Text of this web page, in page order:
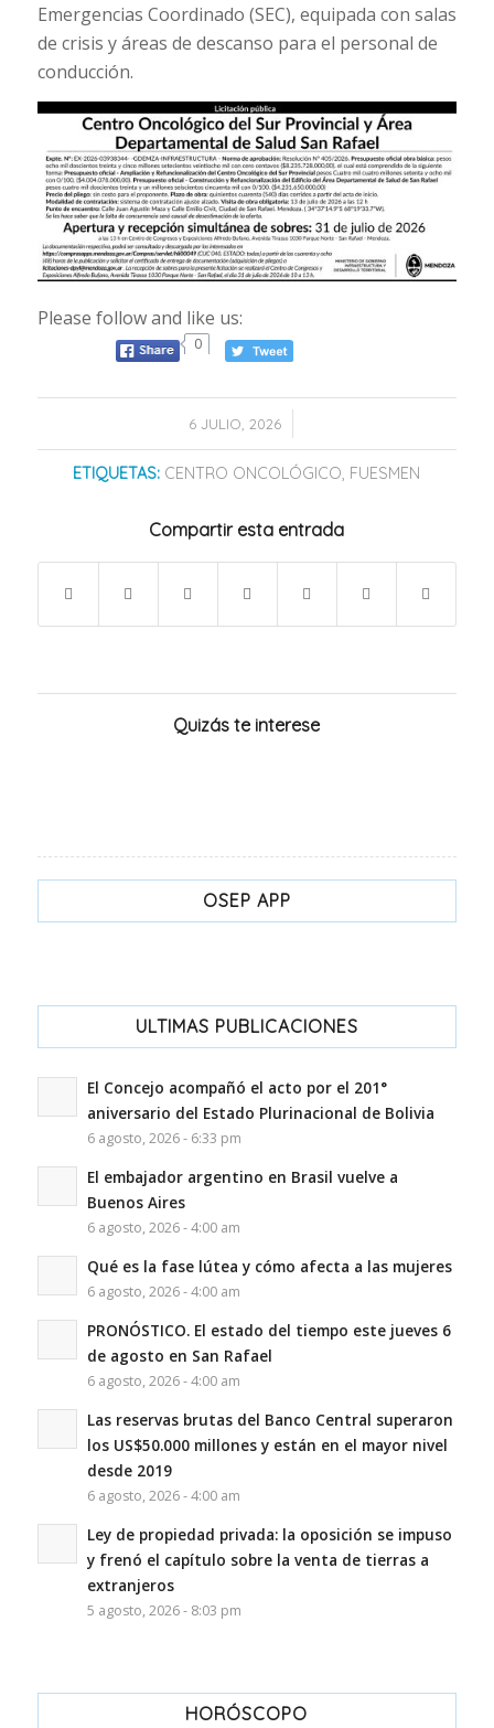
Emergencias Coordinado (SEC), equipada con salas
de crisis y áreas de descanso para el personal de
conducción.
Please follow and like us:
0
6 JULIO, 2026
/
ETIQUETAS: CENTRO ONCOLÓGICO, FUESMEN
Compartir esta entrada
Quizás te interese
OSEP APP
ULTIMAS PUBLICACIONES
El Concejo acompañó el acto por el 201°
aniversario del Estado Plurinacional de Bolivia
6 agosto, 2026 - 6:33 pm
El embajador argentino en Brasil vuelve a
Buenos Aires
6 agosto, 2026 - 4:00 am
Qué es la fase lútea y cómo afecta a las mujeres
6 agosto, 2026 - 4:00 am
PRONÓSTICO. El estado del tiempo este jueves 6
de agosto en San Rafael
6 agosto, 2026 - 4:00 am
Las reservas brutas del Banco Central superaron
los US$50.000 millones y están en el mayor nivel
desde 2019
6 agosto, 2026 - 4:00 am
Ley de propiedad privada: la oposición se impuso
y frenó el capítulo sobre la venta de tierras a
extranjeros
5 agosto, 2026 - 8:03 pm
HORÓSCOPO